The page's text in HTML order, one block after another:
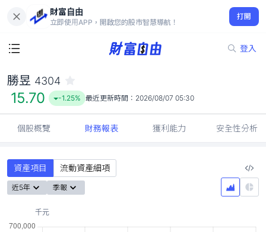
財富自由
立即使用APP，開啟您的股市智慧導航！
打開
登入
15.70
-1.25%
勝昱 4304
15.70 -1.25% 最近更新時間： 2026/08/07 05:30
個股概覽 財務報表 獲利能力 安全性分析
資產項目 流動資產細項
近5年 季報